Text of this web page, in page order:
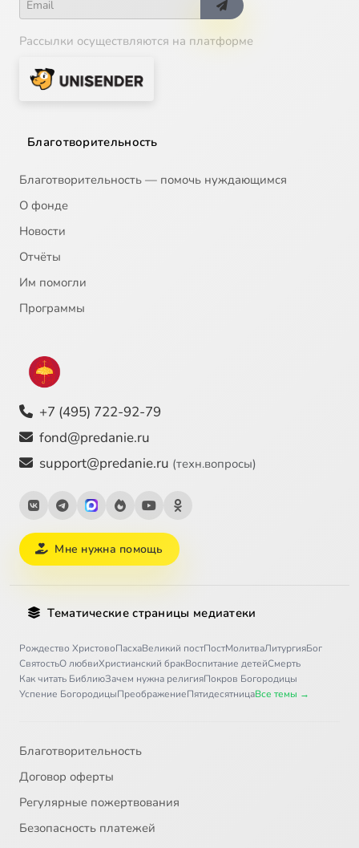
Рассылки осуществляются на платформе
Благотворительность
Благотворительность — помочь нуждающимся
О фонде
Новости
Отчёты
Им помогли
Программы
+7 (495) 722-92-79
fond@predanie.ru
support@predanie.ru (техн.вопросы)
Мне нужна помощь
Тематические страницы медиатеки
Рождество ХристовоПасхаВеликий постПостМолитваЛитургияБог
СвятостьО любвиХристианский бракВоспитание детейСмерть
Как читать БиблиюЗачем нужна религияПокров Богородицы
Успение БогородицыПреображениеПятидесятницаВсе темы →
Благотворительность
Договор оферты
Регулярные пожертвования
Безопасность платежей